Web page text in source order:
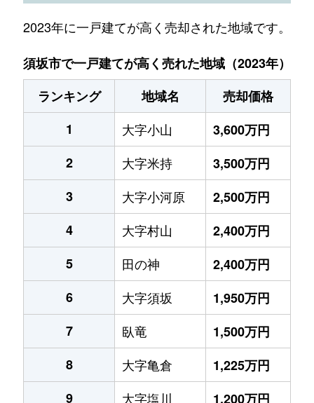
2023年に一戸建てが高く売却された地域です。
須坂市で一戸建てが高く売れた地域（2023年）
ランキング
地域名
売却価格
1
大字小山
3,600万円
2
大字米持
3,500万円
3
大字小河原
2,500万円
4
大字村山
2,400万円
5
田の神
2,400万円
6
大字須坂
1,950万円
7
臥竜
1,500万円
8
大字亀倉
1,225万円
9
大字塩川
1,200万円